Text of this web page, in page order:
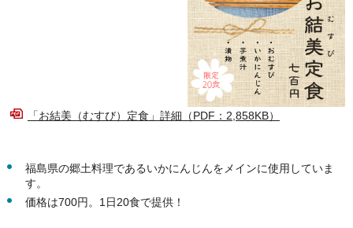
「お結美（むすび）定食」詳細（PDF：2,858KB）
福島県の郷土料理であるいかにんじんをメインに使用していま
す。
価格は700円。1日20食で提供！